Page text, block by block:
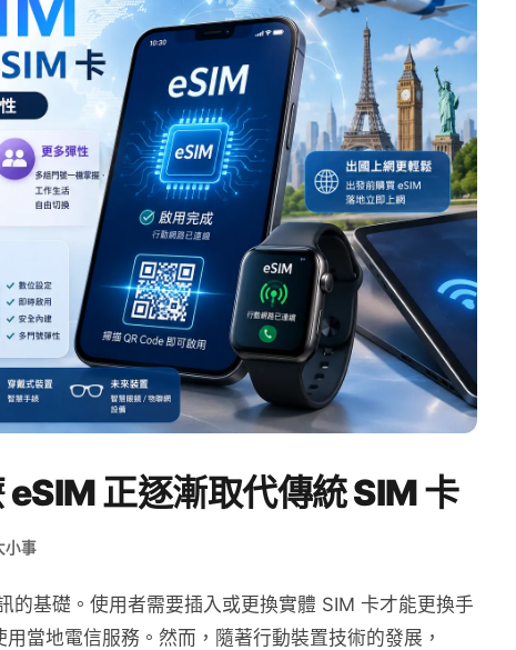
正逐漸取代傳統 SIM 卡
小事
的基礎。使用者需要插入或更換實體 SIM 卡才能更換手
當地電信服務。然而，隨著行動裝置技術的發展，